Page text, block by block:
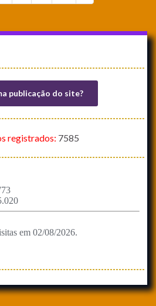
publicação do site?
registrados: 7585